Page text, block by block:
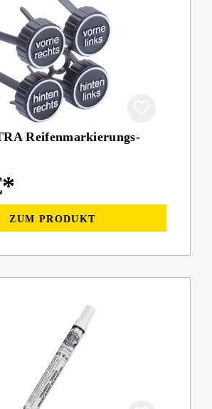
Reifenmarkierungs-
ZUM PRODUKT